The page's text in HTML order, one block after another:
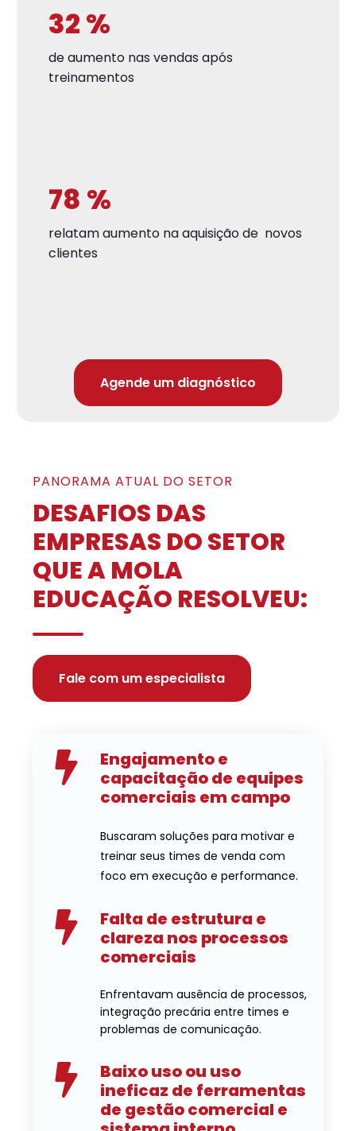
32%
de aumento nas vendas após
treinamentos
78 %
relatam aumento na aquisição de novos
clientes
Agende um diagnóstico
PANORAMA ATUAL DO SETOR
DESAFIOS DAS
EMPRESAS DO SETOR
QUE A MOLA
EDUCAÇÃO RESOLVEU:
Fale com um especialista
Engajamento e
capacitação de equipes
comerciais em campo
Buscaram soluções para motivar e
treinar seus times de venda com
foco em execução e performance.
Falta de estrutura e
clareza nos processos
comerciais
Enfrentavam ausência de processos,
integração precária entre times e
problemas de comunicação.
Baixo uso ou uso
ineficaz de ferramentas
de gestão comercial e